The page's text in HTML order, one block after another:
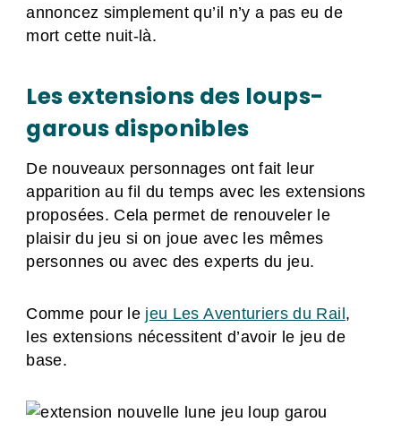
annoncez simplement qu’il n’y a pas eu de
mort cette nuit-là.
Les extensions des loups-
garous disponibles
De nouveaux personnages ont fait leur
apparition au fil du temps avec les extensions
proposées. Cela permet de renouveler le
plaisir du jeu si on joue avec les mêmes
personnes ou avec des experts du jeu.
Comme pour le jeu Les Aventuriers du Rail,
les extensions nécessitent d’avoir le jeu de
base.